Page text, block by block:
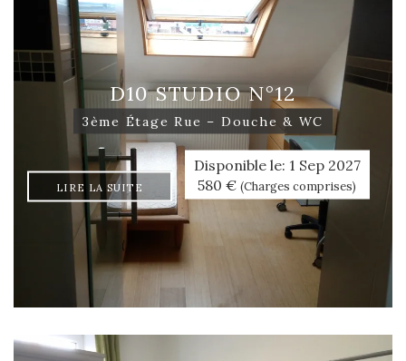
D10 STUDIO N°12
3ème Étage Rue – Douche & WC
LIRE LA SUITE
Disponible le: 1 Sep 2027
580 €(Charges comprises)